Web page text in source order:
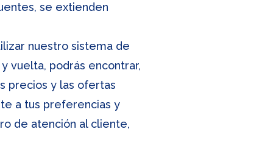
se extienden
nuestro sistema de
vuelta, podrás encontrar,
precios y las ofertas
a tus preferencias y
de atención al cliente,